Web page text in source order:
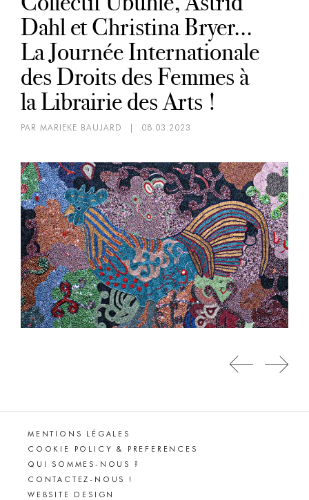
Dahl et Christina Bryer...
La Journée Internationale
des Droits des Femmes à
la Librairie des Arts !
PAR MARIEKE BAUJARD 08.03.2023
MENTIONS LÉGALES
COOKIE POLICY & PREFERENCES
QUI SOMMES-NOUS ?
CONTACTEZ-NOUS !
WEBSITE DESIGN